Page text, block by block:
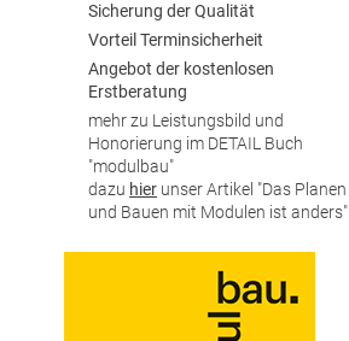
Sicherung der Qualität
Vorteil Terminsicherheit
Angebot der kostenlosen
Erstberatung
mehr zu Leistungsbild und
Honorierung im DETAIL Buch
"modulbau"
dazu hier unser Artikel "Das Planen
und Bauen mit Modulen ist anders"